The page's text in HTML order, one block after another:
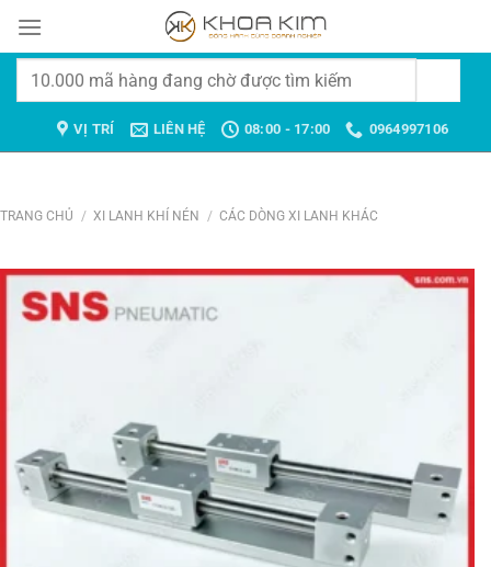
đến
Tìm
VỊ TRÍ LIÊN HỆ 08:00 - 17:00 0964997106
TRANG CHỦ / XI LANH KHÍ NÉN / CÁC DÒNG XI LANH KHÁC